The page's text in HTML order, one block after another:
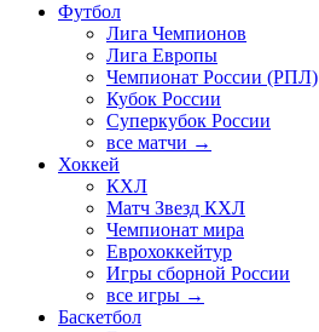
Футбол
Лига Чемпионов
Лига Европы
Чемпионат России (РПЛ)
Кубок России
Суперкубок России
все матчи →
Хоккей
КХЛ
Матч Звезд КХЛ
Чемпионат мира
Еврохоккейтур
Игры сборной России
все игры →
Баскетбол